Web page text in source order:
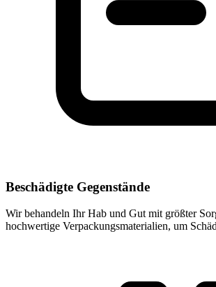
Beschädigte Gegenstände
Wir behandeln Ihr Hab und Gut mit größter
hochwertige Verpackungsmaterialien, um